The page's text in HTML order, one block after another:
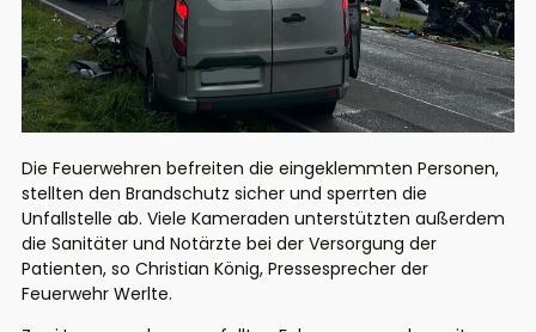
Die Feuerwehren befreiten die eingeklemmten Personen,
stellten den Brandschutz sicher und sperrten die
Unfallstelle ab. Viele Kameraden unterstützten außerdem
die Sanitäter und Notärzte bei der Versorgung der
Patienten, so Christian König, Pressesprecher der
Feuerwehr Werlte.